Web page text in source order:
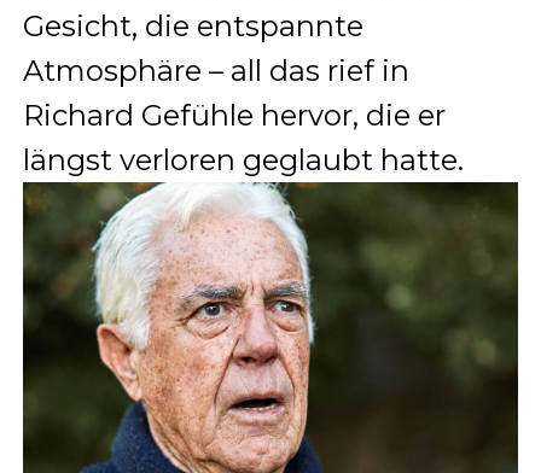
Gesicht, die entspannte
Atmosphäre – all das rief in
Richard Gefühle hervor, die er
längst verloren geglaubt hatte.